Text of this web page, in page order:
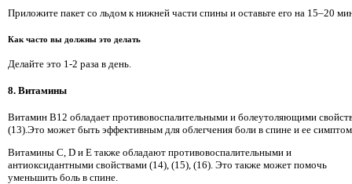
Приложите пакет со льдом к нижней части спины и оставьте его на 15–20
Как часто вы должны это делать
Делайте это 1-2 раза в день.
8. Витамины
Витамин B12 обладает противовоспалительными и болеутоляющими
(13).Это может быть эффективным для облегчения боли в спине и ее
Витамины C, D и E также обладают противовоспалительными и
антиоксидантными свойствами (14), (15), (16). Это также может помочь
уменьшить боль в спине.